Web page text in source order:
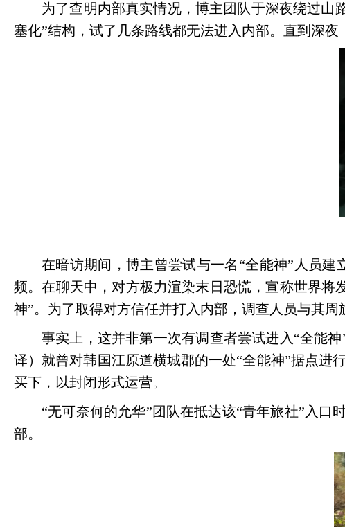
为了查明内部真实情况，博主团队于深夜绕过
塞化”结构，试了几条路线都无法进入内部。直到深
在暗访期间，博主曾尝试与一名 “全能神”人员建
频。在聊天中，对方极力渲染末日恐慌，宣称世界将
神”。为了取得对方信任并打入内部，调查人员与其周
事实上，这并非第一次有调查者尝试进入 “全能
译）就曾对韩国江原道横城郡的一处“全能神”据点进
买下，以封闭形式运营。
“无可奈何的允华”团队在抵达该“青年旅社”入
部。